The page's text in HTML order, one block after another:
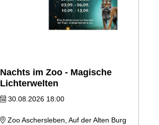
Nachts im Zoo - Magische
Lichterwelten
30.08.2026 18:00
Zoo Aschersleben, Auf der Alten Burg